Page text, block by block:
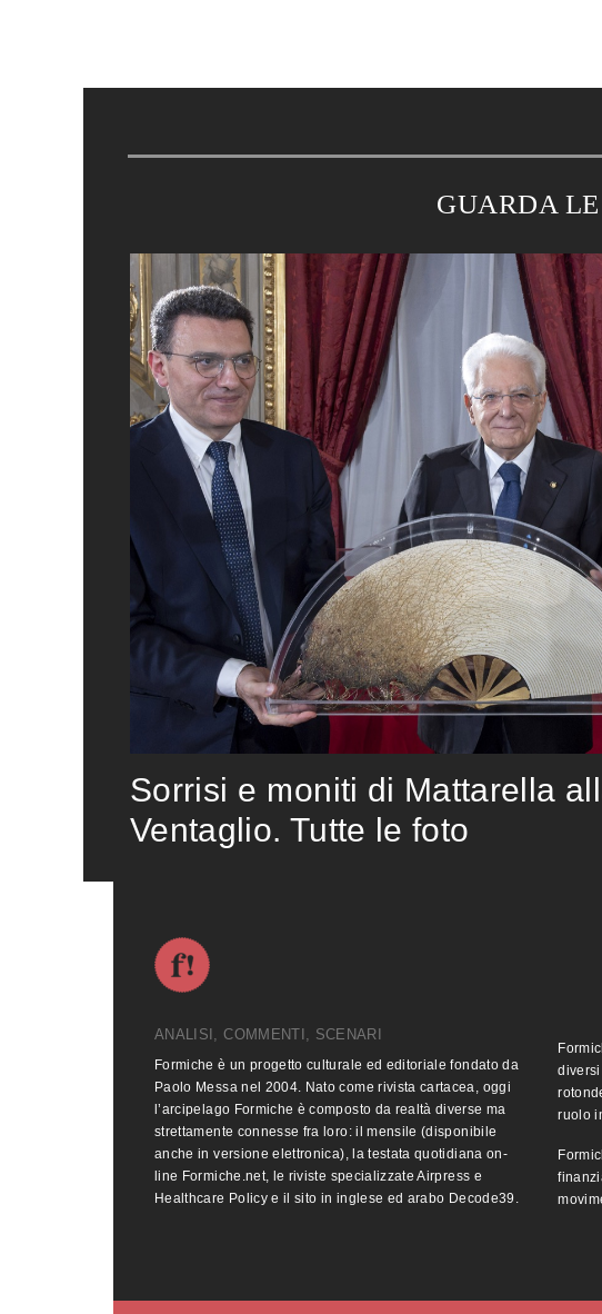
GUARDA
Sorrisi e moniti di Mattarella
Ventaglio. Tutte le foto
ANALISI, COMMENTI, SCENARI
Formiche è un progetto culturale ed editoriale fondato da
Paolo Messa nel 2004. Nato come rivista cartacea, oggi
l’arcipelago Formiche è composto da realtà diverse ma
strettamente connesse fra loro: il mensile (disponibile
anche in versione elettronica), la testata quotidiana on-
line Formiche.net, le riviste specializzate Airpress e
Healthcare Policy e il sito in inglese ed arabo Decode39.
ruolo